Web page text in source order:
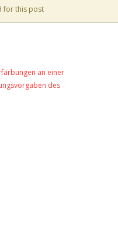
for this post
an einer
des